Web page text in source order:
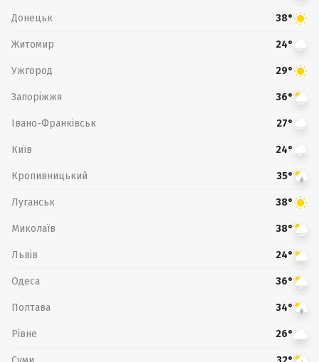
Донецьк 38°
Житомир 24°
Ужгород 29°
Запоріжжя 36°
Івано-Франківськ 27°
Київ 24°
Кропивницький 35°
Луганськ 38°
Миколаїв 38°
Львів 24°
Одеса 36°
Полтава 34°
Рівне 26°